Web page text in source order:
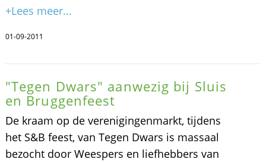
+Lees meer...
01-09-2011
"Tegen Dwars" aanwezig bij Sluis
en Bruggenfeest
De kraam op de verenigingenmarkt, tijdens
het S&B feest, van Tegen Dwars is massaal
bezocht door Weespers en liefhebbers van